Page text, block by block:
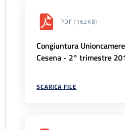
PDF (162KB)
Congiuntura
Cesena - 2° trimestre
SCARICA FILE